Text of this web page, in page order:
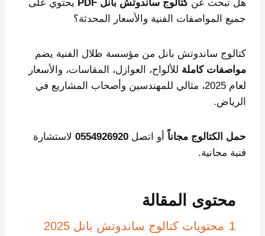
هل تبحث عنكتالوج ساندوتش بانل PDF
يحتوي على
جميع المواصفات الفنية والأسعار المحدثة؟
كتالوج ساندوتش بانل من مؤسسة ظلال الفنية يضم
مواصفات كاملة للألواح، العوازل، المقاسات، والأسعار
لعام 2025، مثالي للمهندسين وأصحاب المشاريع في
الرياض.
حمل الكتالوج مجاناً أو اتصل 0554926920 لاستشارة
فنية مجانية.
محتوى المقالة
1 محتويات كتالوج ساندوتش بانل 2025